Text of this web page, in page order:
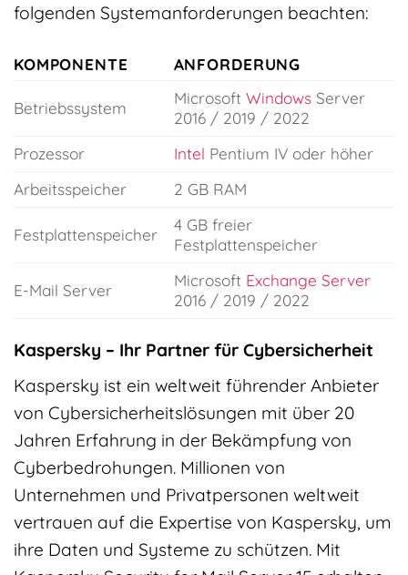
folgenden Systemanforderungen beachten:
KOMPONENTE ANFORDERUNG
Betriebssystem
Microsoft WindowsServer
2016 / 2019 / 2022
Prozessor
Intel Pentium IV oder höher
Arbeitsspeicher
2 GB RAM
Festplattenspeicher
4 GB freier
Festplattenspeicher
E-Mail Server
Microsoft Exchange Server
2016 / 2019 / 2022
Kaspersky – Ihr Partner für Cybersicherheit
Kaspersky ist ein weltweit führender Anbieter
von Cybersicherheitslösungen mit über 20
Jahren Erfahrung in der Bekämpfung von
Cyberbedrohungen. Millionen von
Unternehmen und Privatpersonen weltweit
vertrauen auf die Expertise von Kaspersky, um
ihre Daten und Systeme zu schützen. Mit